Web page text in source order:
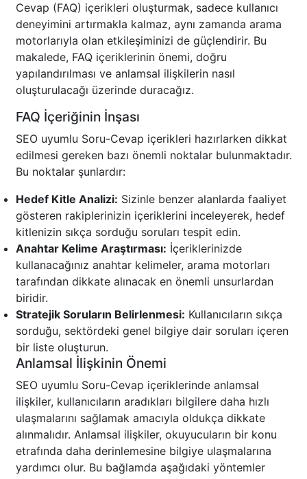
Cevap (FAQ) içerikleri oluşturmak, sadece kullanıcı
deneyimini artırmakla kalmaz, aynı zamanda arama
motorlarıyla olan etkileşiminizi de güçlendirir. Bu
makalede, FAQ içeriklerinin önemi, doğru
yapılandırılması ve anlamsal ilişkilerin nasıl
oluşturulacağı üzerinde duracağız.
FAQ İçeriğinin İnşası
SEO uyumlu Soru-Cevap içerikleri hazırlarken dikkat
edilmesi gereken bazı önemli noktalar bulunmaktadır.
Bu noktalar şunlardır:
Hedef Kitle Analizi: Sizinle benzer alanlarda faaliyet
gösteren rakiplerinizin içeriklerini inceleyerek, hedef
kitlenizin sıkça sorduğu soruları tespit edin.
Anahtar Kelime Araştırması: İçeriklerinizde
kullanacağınız anahtar kelimeler, arama motorları
tarafından dikkate alınacak en önemli unsurlardan
biridir.
Stratejik Soruların Belirlenmesi: Kullanıcıların sıkça
sorduğu, sektördeki genel bilgiye dair soruları içeren
bir liste oluşturun.
Anlamsal İlişkinin Önemi
SEO uyumlu Soru-Cevap içeriklerinde anlamsal
ilişkiler, kullanıcıların aradıkları bilgilere daha hızlı
ulaşmalarını sağlamak amacıyla oldukça dikkate
alınmalıdır. Anlamsal ilişkiler, okuyucuların bir konu
etrafında daha derinlemesine bilgiye ulaşmalarına
yardımcı olur. Bu bağlamda aşağıdaki yöntemler